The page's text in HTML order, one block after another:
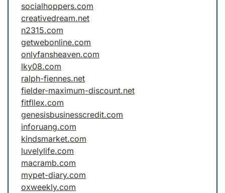
socialhoppers.com
creativedream.net
n2315.com
getwebonline.com
onlyfansheaven.com
lky08.com
ralph-fiennes.net
fielder-maximum-discount.net
fitfllex.com
genesisbusinesscredit.com
inforuang.com
kindsmarket.com
luvelylife.com
macramb.com
mypet-diary.com
oxweekly.com